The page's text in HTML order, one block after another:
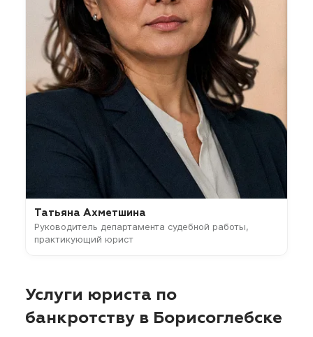
Татьяна Ахметшина
Руководитель департамента судебной работы,
практикующий юрист
Услуги юриста по
банкротству в Борисоглебске